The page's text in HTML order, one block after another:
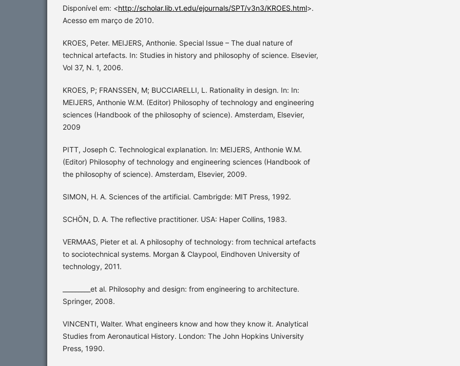
Disponível em: <http://scholar.lib.vt.edu/ejournals/SPT/v3n3/KROES.html>.
Acesso em março de 2010.
KROES, Peter. MEIJERS, Anthonie. Special Issue – The dual nature of
technical artefacts. In: Studies in history and philosophy of science. Elsevier,
Vol 37, N. 1, 2006.
KROES, P; FRANSSEN, M; BUCCIARELLI, L. Rationality in design. In: In:
MEIJERS, Anthonie W.M. (Editor) Philosophy of technology and engineering
sciences (Handbook of the philosophy of science). Amsterdam, Elsevier,
2009
PITT, Joseph C. Technological explanation. In: MEIJERS, Anthonie W.M.
(Editor) Philosophy of technology and engineering sciences (Handbook of
the philosophy of science). Amsterdam, Elsevier, 2009.
SIMON, H. A. Sciences of the artificial. Cambrigde: MIT Press, 1992.
SCHÖN, D. A. The reflective practitioner. USA: Haper Collins, 1983.
VERMAAS, Pieter et al. A philosophy of technology: from technical artefacts
to sociotechnical systems. Morgan & Claypool, Eindhoven University of
technology, 2011.
_________et al. Philosophy and design: from engineering to architecture.
Springer, 2008.
VINCENTI, Walter. What engineers know and how they know it. Analytical
Studies from Aeronautical History. London: The John Hopkins University
Press, 1990.